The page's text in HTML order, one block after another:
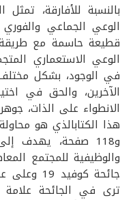
بالنسبة للأفارقة،
الوعي الجماعي
قطيعة حاسمة مع طريقة
الوعي الاستعماري
في الوجود، بشكل
الآخرين، والحق في
الانطواء على الذات،
هذا الكتابالذي هو
و118 صفحة، يهدف
والوظيفية للمجتمع
جائحة
ترى في الجائحة